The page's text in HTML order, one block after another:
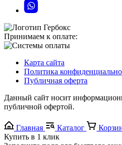
Принимаем к оплате:
Карта сайта
Политика
Публичная оферта
Данный сайт носит
публичной офертой.
Главная Каталог
Купить в 1 клик